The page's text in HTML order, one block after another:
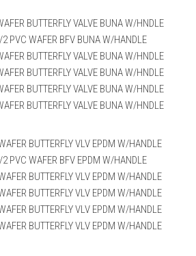
BUTTERFLY VALVE BUNA W/HNDLE
PVC WAFER BFV BUNA W/HANDLE
BUTTERFLY VALVE BUNA W/HNDLE
BUTTERFLY VALVE BUNA W/HNDLE
BUTTERFLY VALVE BUNA W/HNDLE
BUTTERFLY VALVE BUNA W/HNDLE
BUTTERFLY VLV EPDM W/HANDLE
PVC WAFER BFV EPDM W/HANDLE
BUTTERFLY VLV EPDM W/HANDLE
BUTTERFLY VLV EPDM W/HANDLE
BUTTERFLY VLV EPDM W/HANDLE
BUTTERFLY VLV EPDM W/HANDLE